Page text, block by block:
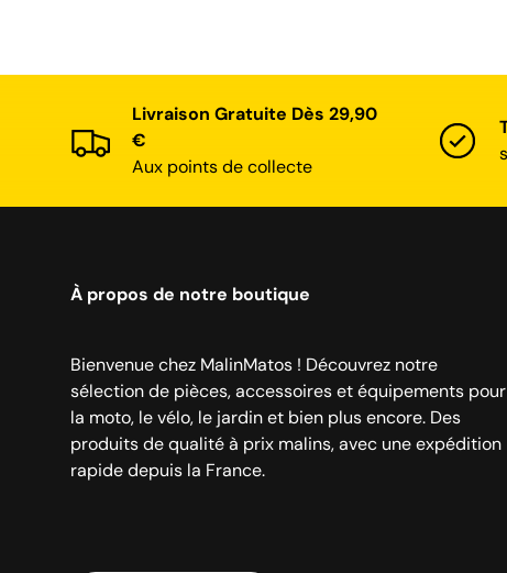
Livraison Gratuite Dès 29,90
€
Aux points de collecte
À propos de notre boutique
Bienvenue chez MalinMatos ! Découvrez notre
sélection de pièces, accessoires et équipements pour
la moto, le vélo, le jardin et bien plus encore. Des
produits de qualité à prix malins, avec une expédition
rapide depuis la France.